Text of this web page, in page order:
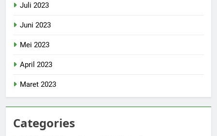
Juli 2023
Juni 2023
Mei 2023
April 2023
Maret 2023
Categories